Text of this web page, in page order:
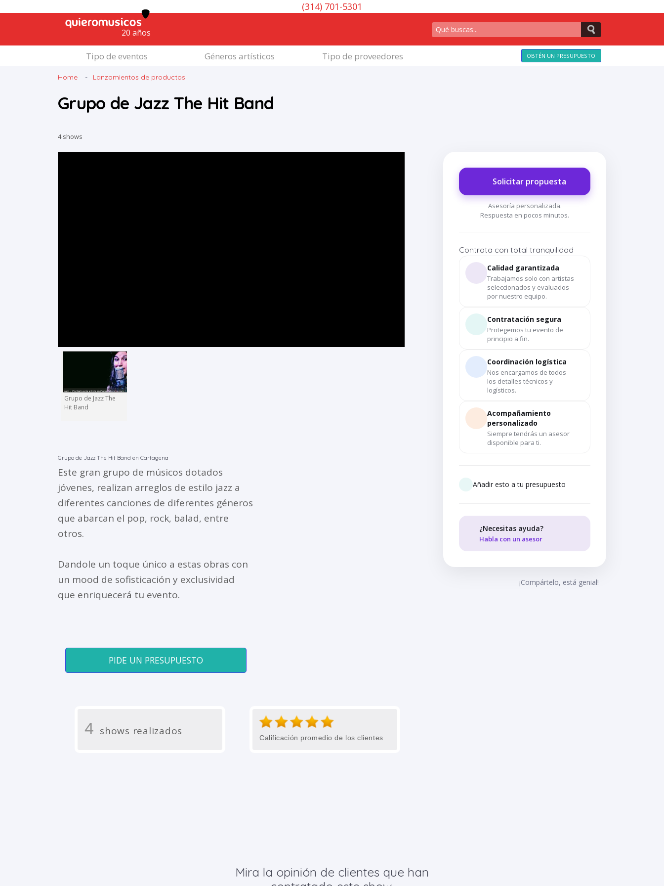
(314) 701-5301
20 años
Tipo de eventos Géneros artísticos Tipo de proveedores OBTÉN UN PRESUPUESTO
Home Lanzamientos de productos
Grupo de Jazz The Hit Band
4 shows
Grupo de Jazz The
Hit Band
Solicitar propuesta
Asesoría personalizada.
Respuesta en pocos minutos.
Contrata con total tranquilidad
Calidad garantizada
Trabajamos solo con artistas
seleccionados y evaluados
por nuestro equipo.
Contratación segura
Protegemos tu evento de
principio a fin.
Coordinación logística
Nos encargamos de todos
los detalles técnicos y
logísticos.
Acompañamiento
personalizado
Siempre tendrás un asesor
disponible para ti.
Añadir esto a tu presupuesto
¿Necesitas ayuda?
Habla con un asesor
¡Compártelo, está genial!
Grupo de Jazz The Hit Band en Cartagena
Este gran grupo de músicos dotados
jóvenes, realizan arreglos de estilo jazz a
diferentes canciones de diferentes géneros
que abarcan el pop, rock, balad, entre
otros.
Dandole un toque único a estas obras con
un mood de sofisticación y exclusividad
que enriquecerá tu evento.
PIDE UN PRESUPUESTO
4 shows realizados
Calificación promedio de los clientes
Mira la opinión de clientes que han